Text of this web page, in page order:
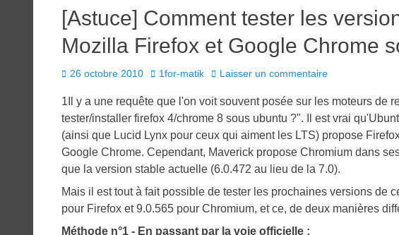
[Astuce] Comment tester les
Mozilla Firefox et Google Chrome
Posted
26 octobre 2010 Author
1for-matik Laisser un commentaire
1Il y a une requête que l'on voit souvent posée sur les moteurs de
tester/installer firefox 4/chrome 8 sous ubuntu ?". Il est vrai
(ainsi que Lucid Lynx pour ceux qui aiment les LTS) propose
Google Chrome. Cependant, Maverick propose Chromium dans
que la version stable actuelle (6.0.472 au lieu de la 7.0).
Mais il est tout à fait possible de tester les prochaines versions de
pour Firefox et 9.0.565 pour Chromium, et ce, de deux manières
Méthode n°1 - En passant par la voie officielle :